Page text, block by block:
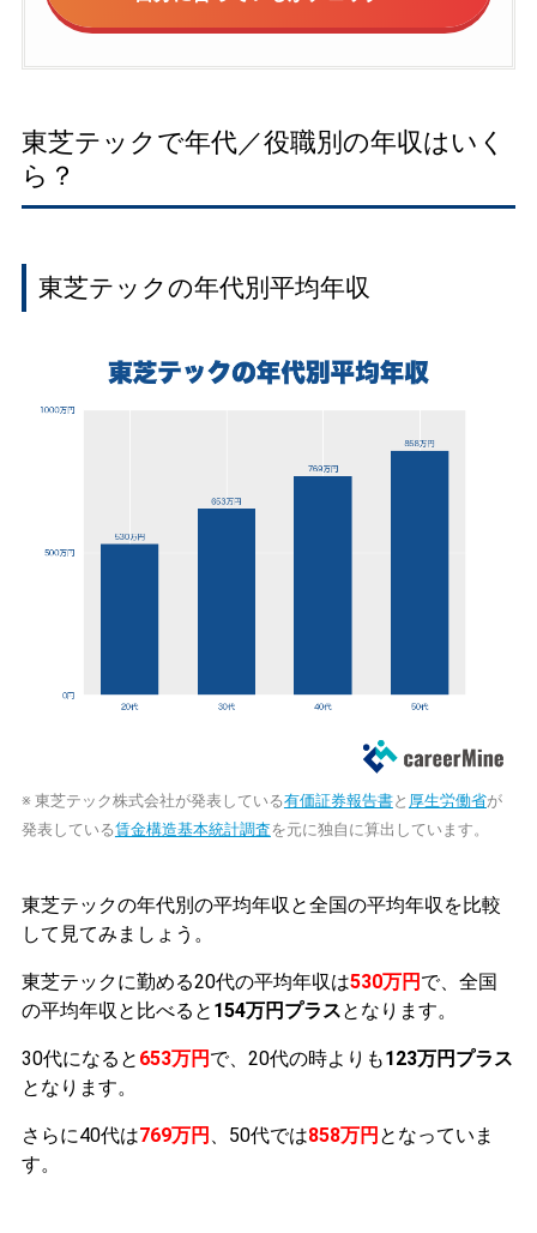
東芝テックで年代／役職別の年収はいく
ら？
東芝テックの年代別平均年収
※ 東芝テック株式会社が発表している有価証券報告書と 厚生労働省が
発表している賃金構造基本統計調査を元に独自に算出しています。
東芝テックの年代別の平均年収と全国の平均年収を比較
して見てみましょう。
東芝テックに勤める20代の平均年収は530万円 で、全国
の平均年収と比べると 154万円プラスとなります。
30代になると 653万円 で、20代の時よりも123万円プラス
となります。
さらに40代は769万円 、50代では858万円 となっていま
す。